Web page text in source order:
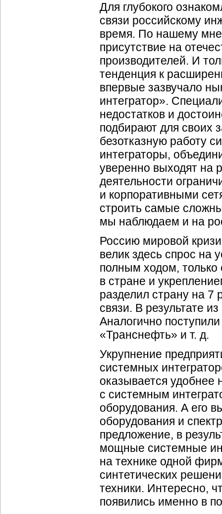
Для глубокого
связи российскому
время. По нашему
присутствие на
производителей. И
тенденция к
впервые зазвучало
интегратор».
недостатков и
подбирают для своих
безотказную работу
интеграторы,
уверенно выходят на
деятельности
и корпоративными
строить самые
мы наблюдаем и на
Россию мировой
велик здесь спрос на
полным ходом,
в стране и
разделил страну на 7
связи. В результате
Аналогично
«Транснефть» и т. д.
Укрупнение
системных
оказывается удобнее
с системным
оборудования. А его
оборудования и
предложение, в
мощные системные
на технике одной
синтетических
техники. Интересно,
появились именно в